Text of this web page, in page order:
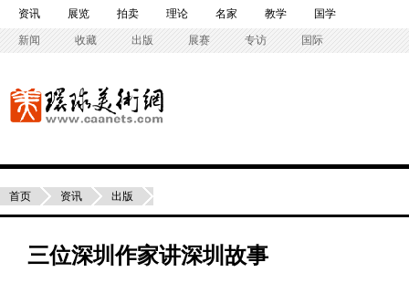
资讯 展览 拍卖 理论 名家 教学 国学
新闻 收藏 出版 展赛 专访 国际
首页 资讯 出版
三位深圳作家讲深圳故事